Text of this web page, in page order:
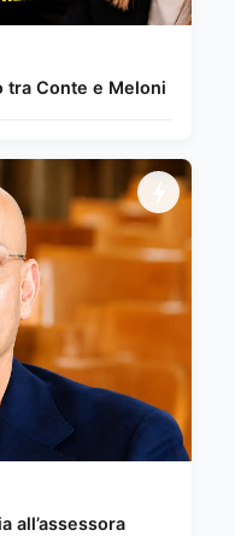
tra Conte e Meloni
all’assessora